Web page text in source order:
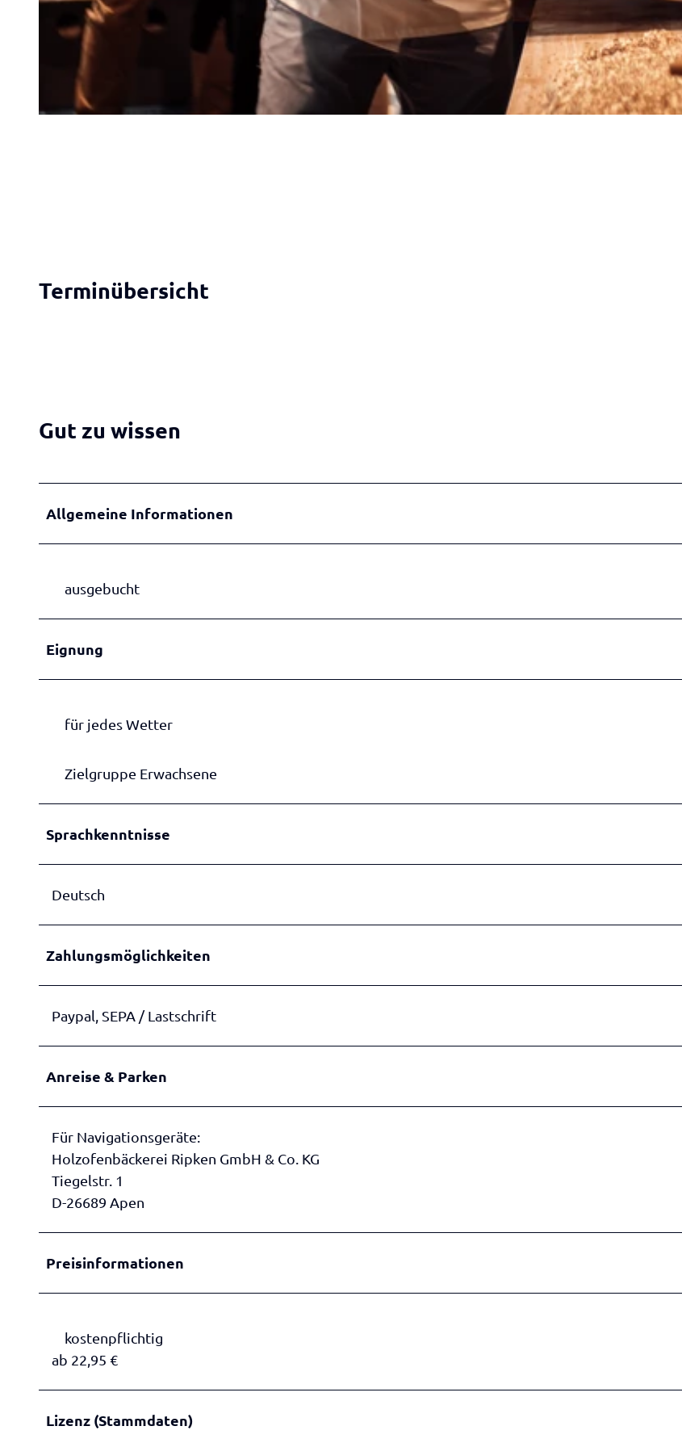
Terminübersicht
Gut zu wissen
Allgemeine Informationen
ausgebucht
Eignung
für jedes Wetter
Zielgruppe Erwachsene
Sprachkenntnisse
Deutsch
Zahlungsmöglichkeiten
Paypal, SEPA / Lastschrift
Anreise & Parken
Für Navigationsgeräte:
Holzofenbäckerei Ripken GmbH & Co. KG
Tiegelstr. 1
D-26689 Apen
Preisinformationen
kostenpflichtig
ab 22,95 €
Lizenz (Stammdaten)